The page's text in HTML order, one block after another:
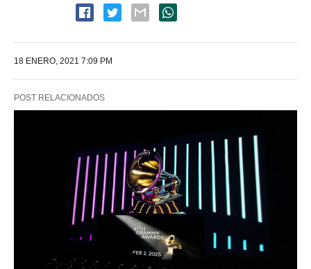
18 ENERO, 2021 7:09 PM
POST RELACIONADOS